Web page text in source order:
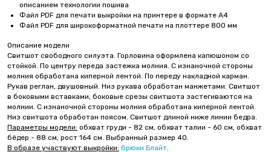
описанием технологии пошива
Файл PDF для печати выкройки на принтере в формате А4
Файл PDF для широкоформатной печати на плоттере 800 мм
Описание модели
Свитшот свободного силуэта. Горловина оформлена капюшоном со
стойкой. По центру переда застежка молния. С изнаночной стороны
молния обработана киперной лентой. По переду накладной карман.
Рукав реглан, двушовный. Низ рукава обработан манжетами. Свитшот
в боковыми вставками, боковые срезы свитшота застегиваются на
молнии. С изнаночной стороны молния обработана киперной лентой.
Низ свитшота обработан поясом. Свитшот длиной ниже линии бедра.
Параметры модели: обхват груди - 82 см, обхват талии - 60 см, обхват
бёдер - 88 см, рост 164 см. Выбранный размер 40.
В образе участвуют выкройки: брюки Блайт.